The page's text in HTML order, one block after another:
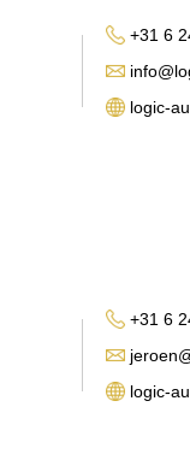
+31 6
logic-
+31 6
logic-